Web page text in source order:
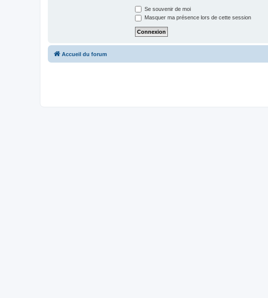
Se souvenir de moi
Masquer ma présence lors de cette session
Accueil du forum